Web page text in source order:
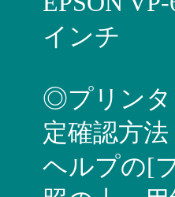
インチ
◎プリンタ
定確認方法
ヘルプの[